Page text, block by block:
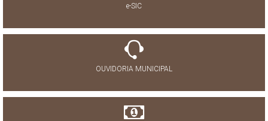
e-SIC
OUVIDORIA MUNICIPAL